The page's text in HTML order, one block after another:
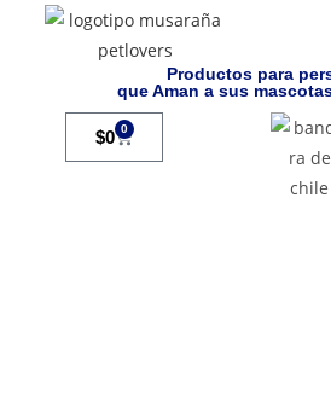
Productos para
que Aman a sus
$0 0